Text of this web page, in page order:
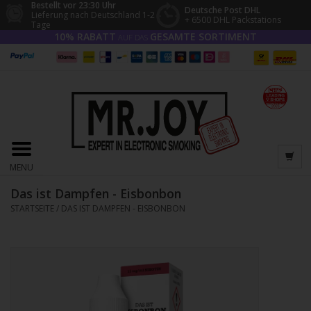
Bestellt vor 23:30 Uhr
Lieferung nach Deutschland 1-2
Tage
Deutsche Post DHL
+ 6500 DHL Packstations
10% RABATT GESAMTE SORTIMENT
MENU
Das ist Dampfen - Eisbonbon
STARTSEITE / DAS IST DAMPFEN - EISBONBON